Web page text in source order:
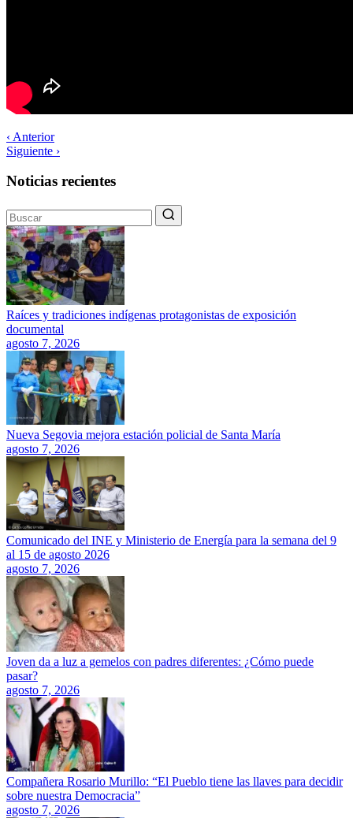
‹ Anterior
Siguiente ›
Noticias recientes
Raíces y tradiciones indígenas protagonistas de exposición
documental
agosto 7, 2026
Nueva Segovia mejora estación policial de Santa María
agosto 7, 2026
Comunicado del INE y Ministerio de Energía para la semana del 9
al 15 de agosto 2026
agosto 7, 2026
Joven da a luz a gemelos con padres diferentes: ¿Cómo puede
pasar?
agosto 7, 2026
Compañera Rosario Murillo: “El Pueblo tiene las llaves para decidir
sobre nuestra Democracia”
agosto 7, 2026